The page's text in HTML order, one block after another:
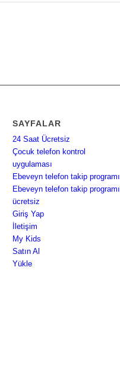
SAYFALAR
24 Saat Ücretsiz
Çocuk telefon kontrol
uygulaması
Ebeveyn telefon takip programı
Ebeveyn telefon takip programı
ücretsiz
Giriş Yap
İletişim
My Kids
Satın Al
Yükle